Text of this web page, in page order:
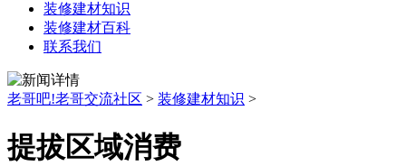
装修建材知识
装修建材百科
联系我们
老哥吧!老哥交流社区 > 装修建材知识 >
提拔区域消费